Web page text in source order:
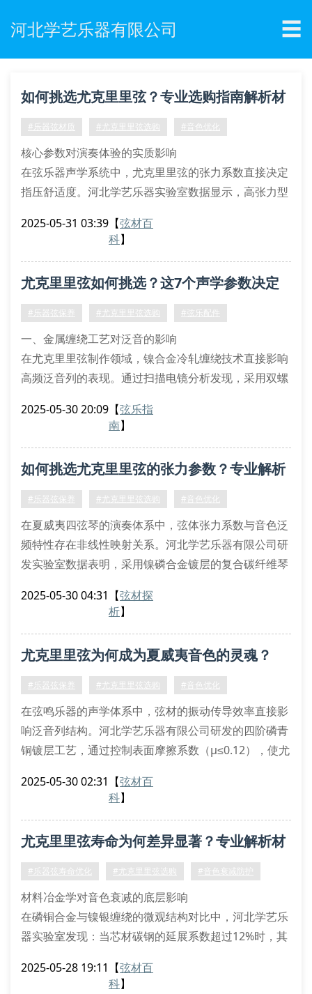
河北学艺乐器有限公司 ☰
如何挑选尤克里里弦？专业选购指南解析材
质差异
#乐器弦材质 #尤克里里弦选购 #音色优化
核心参数对演奏体验的实质影响
在弦乐器声学系统中，尤克里里弦的张力系数直接决定
指压舒适度。河北学艺乐器实验室数据显示，高张力型
23%，但需要配合琴颈曲度补偿技术使用。值得注意的
材质类型与频谱特征关联性
氟碳聚合物复合弦：在2000-4000hz频段呈现独特
2025-05-31 03:39 【弦材百
科】
尤克里里弦如何挑选？这7个声学参数决定
音色差异
#乐器弦保养 #尤克里里弦选购 #弦乐配件
一、金属缠绕工艺对泛音的影响
在尤克里里弦制作领域，镍合金冷轧缠绕技术直接影响
高频泛音列的表现。通过扫描电镜分析发现，采用双螺
度，这与磷铜材质的晶相结构密切相关。国际声学协会
二、张力系数与指板曲率匹配
专业演奏者需关注琴弦张力与指板r
2025-05-30 20:09 【弦乐指
南】
如何挑选尤克里里弦的张力参数？专业解析
材质与音色关联
#乐器弦保养 #尤克里里弦选购 #音色优化
在夏威夷四弦琴的演奏体系中，弦体张力系数与音色泛
频特性存在非线性映射关系。河北学艺乐器有限公司研
发实验室数据表明，采用镍磷合金镀层的复合碳纤维琴
学特性差异直接影响布鲁斯滑音技巧的表现力。
鸣箱结构，能有效降低琴颈反曲概率。值得注意的是，
高密度磷青铜绕丝的弦径公差应
2025-05-30 04:31 【弦材探
析】
尤克里里弦为何成为夏威夷音色的灵魂？
#乐器弦保养 #尤克里里弦选购 #音色优化
在弦鸣乐器的声学体系中，弦材的振动传导效率直接影
响泛音列结构。河北学艺乐器有限公司研发的四阶磷青
铜镀层工艺，通过控制表面摩擦系数（μ≤0.12），使尤
冷拉丝成型技术的g弦在440hz基频下，可产生±3.5db
当线径公差控制在±0.02mm时，弦体刚度模量（ei值）
将稳定在2.8×10⁻³n·m²
2025-05-30 02:31 【弦材百
科】
尤克里里弦寿命为何差异显著？专业解析材
质工艺关联性
#乐器弦寿命优化 #尤克里里弦选购 #音色衰减防护
材料冶金学对音色衰减的底层影响
在磷铜合金与镍银缠绕的微观结构对比中，河北学艺乐
器实验室发现：当芯材碳钢的延展系数超过12%时，其
系列产品，通过控制晶界杂质浓度在0.3ppm以下，使
2025-05-28 19:11 【弦材百
科】